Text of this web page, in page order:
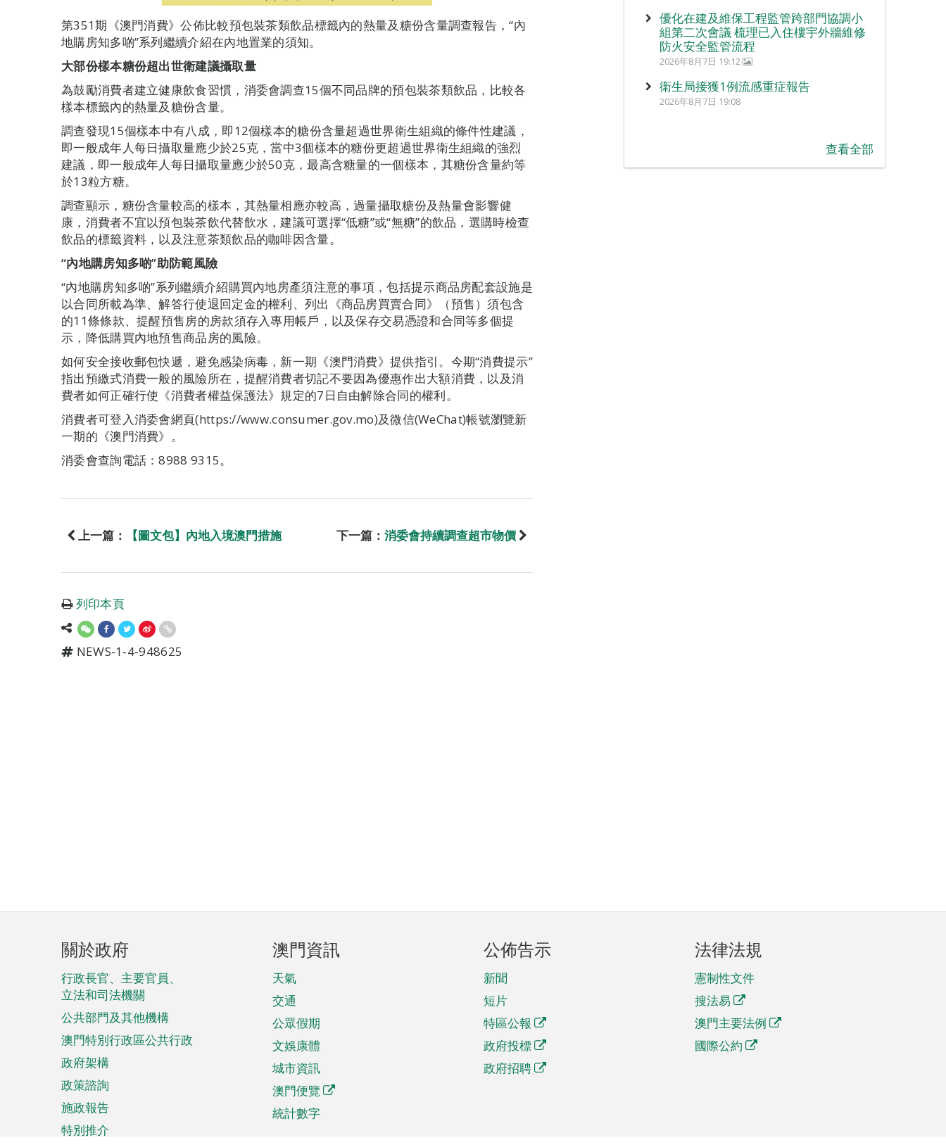
第351期《澳門消費》公佈比較預包裝茶類飲品標籤內的熱量及糖份含量調查報告，“內
地購房知多啲”系列繼續介紹在內地置業的須知。
大部份樣本糖份超出世衛建議攝取量
為鼓勵消費者建立健康飲食習慣，消委會調查15個不同品牌的預包裝茶類飲品，比較各
樣本標籤內的熱量及糖份含量。
調查發現15個樣本中有八成，即12個樣本的糖份含量超過世界衛生組織的條件性建議，
即一般成年人每日攝取量應少於25克，當中3個樣本的糖份更超過世界衛生組織的強烈
建議，即一般成年人每日攝取量應少於50克，最高含糖量的一個樣本，其糖份含量約等
於13粒方糖。
調查顯示，糖份含量較高的樣本，其熱量相應亦較高，過量攝取糖份及熱量會影響健
康，消費者不宜以預包裝茶飲代替飲水，建議可選擇“低糖”或“無糖”的飲品，選購時檢查
飲品的標籤資料，以及注意茶類飲品的咖啡因含量。
“內地購房知多啲”助防範風險
“內地購房知多啲”系列繼續介紹購買內地房產須注意的事項，包括提示商品房配套設施是
以合同所載為準、解答行使退回定金的權利、列出《商品房買賣合同》（預售）須包含
的11條條款、提醒預售房的房款須存入專用帳戶，以及保存交易憑證和合同等多個提
示，降低購買內地預售商品房的風險。
如何安全接收郵包快遞，避免感染病毒，新一期《澳門消費》提供指引。今期“消費提示”
指出預繳式消費一般的風險所在，提醒消費者切記不要因為優惠作出大額消費，以及消
費者如何正確行使《消費者權益保護法》規定的7日自由解除合同的權利。
消費者可登入消委會網頁(https://www.consumer.gov.mo)及微信(WeChat)帳號瀏覽新
一期的《澳門消費》。
消委會查詢電話：8988 9315。
上一篇： 【圖文包】內地入境澳門措施 下一篇： 消委會持續調查超市物價
列印本頁
NEWS-1-4-948625
優化在建及維保工程監管跨部門協調小
組第二次會議 梳理已入住樓宇外牆維修
防火安全監管流程
2026年8月7日 19:12
衛生局接獲1例流感重症報告
2026年8月7日 19:08
查看全部
頁
腳
菜
單
關於政府
行政長官、主要官員、
立法和司法機關
公共部門及其他機構
澳門特別行政區公共行政
政府架構
政策諮詢
施政報告
特別推介
澳門資訊
天氣
交通
公眾假期
文娛康體
城市資訊
澳門便覽
統計數字
公佈告示
新聞
短片
特區公報
政府投標
政府招聘
法律法規
憲制性文件
搜法易
澳門主要法例
國際公約